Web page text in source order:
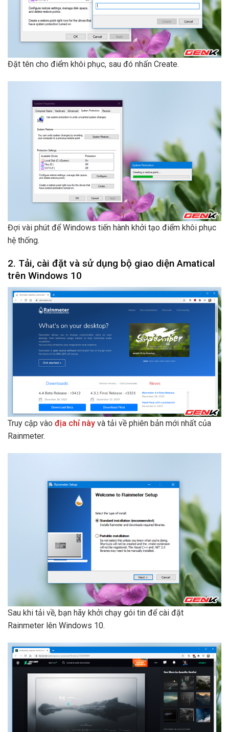
Đặt tên cho điểm khôi phục, sau đó nhấn Create.
Đợi vài phút để Windows tiến hành khởi tạo điểm khôi phục
hệ thống.
2. Tải, cài đặt và sử dụng bộ giao diện Amatical
trên Windows 10
Truy cập vào địa chỉ này và tải về phiên bản mới nhất của
Rainmeter.
Sau khi tải về, bạn hãy khởi chạy gói tin để cài đặt
Rainmeter lên Windows 10.